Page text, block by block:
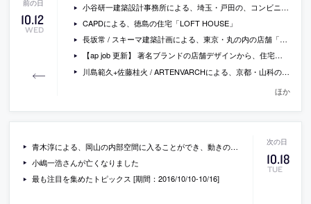
10.12
WED
小谷研一建築設計事務所による、埼玉・戸田の、コンビニを子ども用施設に転用した『子どもサポートプロジェクト笹目「子どもの家」』の内覧会が開催 [2016/10/23]
CAPDによる、徳島の住宅「LOFT HOUSE」
長坂常 / スキーマ建築計画による、東京・丸の内の店舗「DESCENTE BLANC 丸の内」
【ap job 更新】 著名ブランドの店舗デザインから、住宅・ビル改修まで幅広く手掛ける(株)アトリエBLUEが、設計スタッフ(正社員)を募集中
川島範久+佐藤桂火 / ARTENVARCHによる、京都・山科の住宅「京都の三段屋根」
ほか
10.18
TUE
青木淳による、岡山の内部空間に入ることができ、動きのあるパヴィリオン「A&A TUBE」の動画など
小嶋一浩さんが亡くなりました
最も注目を集めたトピックス [期間：2016/10/10-10/16]